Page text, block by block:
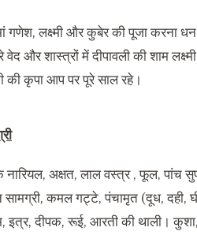
गणेश,लक्ष्मी और कुबेर की पूजा करना धन
वेद और शास्त्रों में दीपावली की शाम
की कृपा आप पर पूरे साल रहे।
नारियल, अक्षत,लाल वस्त्र,फूल,पांच
सामग्री,कमल गट्टे,पंचामृत (दूध,दही,
,इत्र,दीपक,रूई, आरती की थाली। कुशा